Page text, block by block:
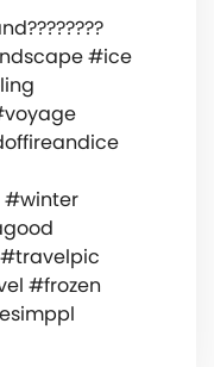
#ice
#frozen